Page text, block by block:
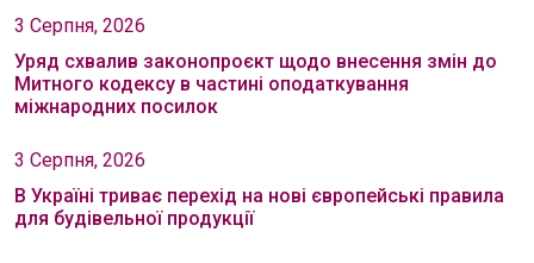
3 Серпня, 2026
Уряд схвалив законопроєкт щодо внесення змін до
Митного кодексу в частині оподаткування
міжнародних посилок
3 Серпня, 2026
В Україні триває перехід на нові європейські правила
для будівельної продукції